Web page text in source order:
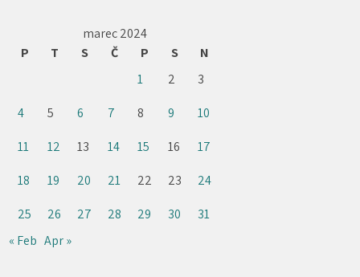
marec 2024
P
T S Č P S
N
1
2
3
4
5 6 7 8 9
10
11
12 13 14 15 16
17
18
19 20 21 22 23
24
25
26 27 28 29 30
31
« Feb Apr »